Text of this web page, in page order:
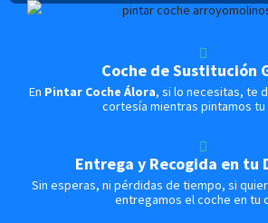
Coche de Sustitución
En Pintar Coche Álora, si lo necesitas, te
cortesía mientras pintamos tu
Entrega y Recogida en tu
Sin esperas, ni pérdidas de tiempo, si
entregamos el coche en tu